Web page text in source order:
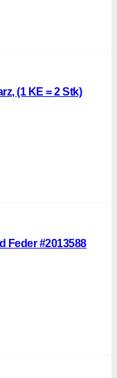
(1 KE = 2 Stk)
Feder #2013588